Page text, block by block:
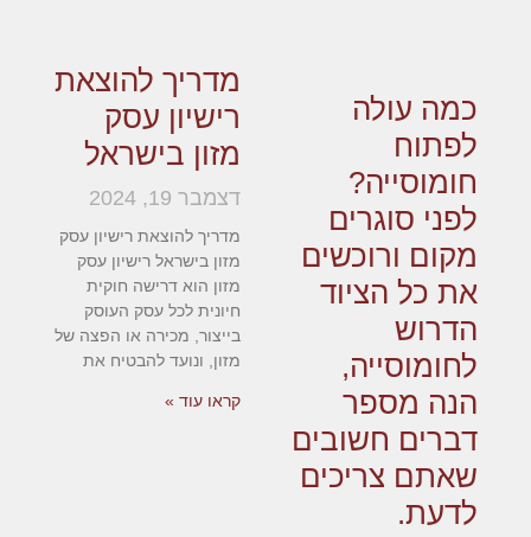
כמה עולה
לפתוח
חומוסייה?
לפני סוגרים
מקום ורוכשים
את כל הציוד
הדרוש
לחומוסייה,
הנה מספר
דברים חשובים
שאתם צריכים
לדעת.
מדריך להוצאת
רישיון עסק
מזון בישראל
דצמבר 19, 2024
מדריך להוצאת רישיון עסק
מזון בישראל רישיון עסק
מזון הוא דרישה חוקית
חיונית לכל עסק העוסק
בייצור, מכירה או הפצה של
מזון, ונועד להבטיח את
קראו עוד »